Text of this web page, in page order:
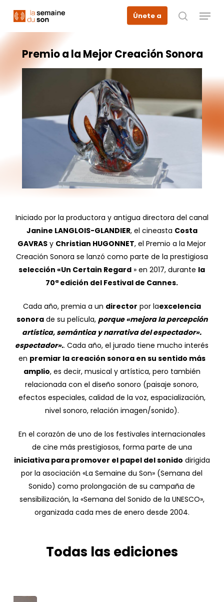
main
Únete a
busque en
Menu
Premioa la Mejor Creación Sonora
Iniciado por la productora y antigua directora del canal
Janine LANGLOIS-GLANDIER, el cineasta Costa
GAVRAS y Christian HUGONNET, el Premio a la Mejor
Creación Sonora se lanzó como parte de la prestigiosa
selección «Un Certain Regard » en 2017, durante la
70ª edición del Festival de Cannes.
Cada año, premia a un director por laexcelencia
sonorade su película, porque «mejora la percepción
artística, semántica y narrativa del espectador».
espectador».. Cada año, el jurado tiene mucho interés
en premiar la creación sonora en su sentido más
amplio, es decir, musical y artística, pero también
relacionada con el diseño sonoro (paisaje sonoro,
efectos especiales, calidad de la voz, espacialización,
nivel sonoro, relación imagen/sonido).
En el corazón de uno de los festivales internacionales
de cine más prestigiosos, forma parte de una
iniciativa para promover el papel del sonido dirigida
por la asociación «La Semaine du Son» (Semana del
Sonido) como prolongación de su campaña de
sensibilización, la «Semana del Sonido de la UNESCO»,
organizada cada mes de enero desde 2004.
Todas las ediciones